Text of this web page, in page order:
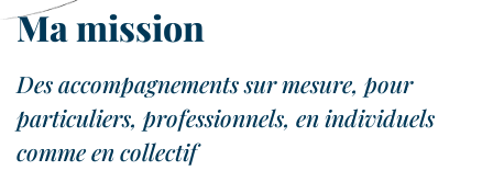
Ma mission
Des accompagnements sur mesure, pour
particuliers, professionnels, en individuels
comme en collectif